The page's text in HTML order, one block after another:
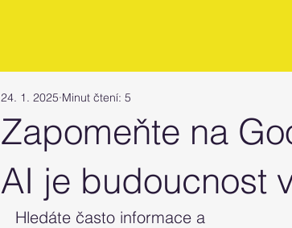
Zapomeňte na
AI je budoucnost
24. 1. 2025 Minut čtení: 5
Hledáte často informace a